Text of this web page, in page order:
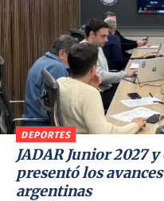
DEPORTES
JADAR Junior 2027
presentó los
argentinas